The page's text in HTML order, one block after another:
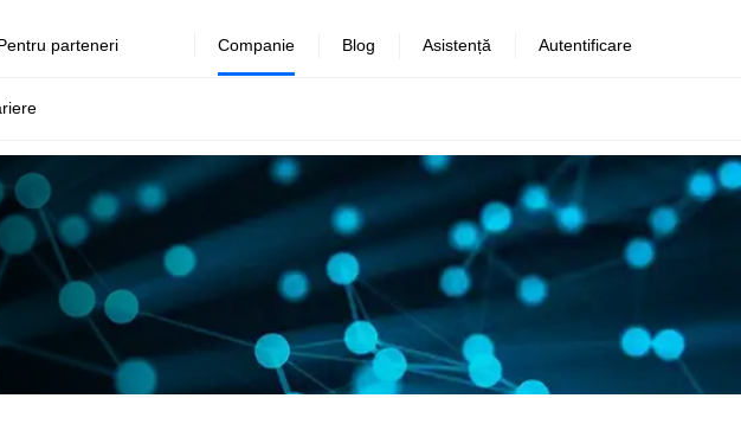
parteneri Companie Blog Asistență Autentificare